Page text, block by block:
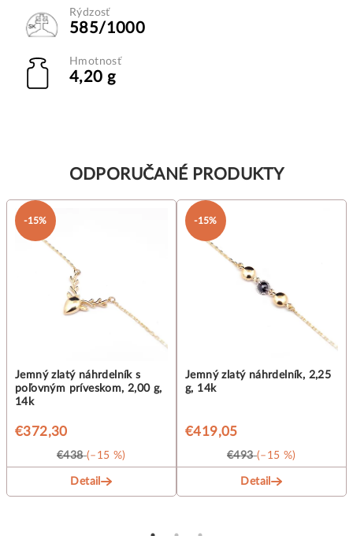
Rýdzosť
585/1000
Hmotnosť
4,20 g
ODPORUČANÉ PRODUKTY
-15%
Jemný zlatý náhrdelník s
poľovným príveskom, 2,00 g,
14k
€372,30
€438 (–15 %)
Detail
-15%
Jemný zlatý náhrdelník, 2,25
g, 14k
€419,05
€493 (–15 %)
Detail